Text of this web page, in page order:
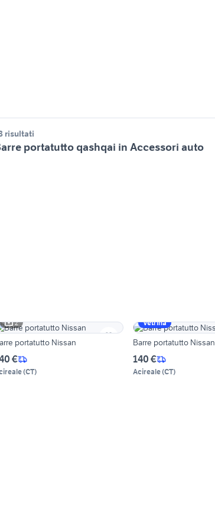
risultati
portatutto qashqai in Accessori auto
2
portatutto Nissan
€
(CT)
Vetrina
Barre portatutto Nissan
140 €
Acireale(CT)